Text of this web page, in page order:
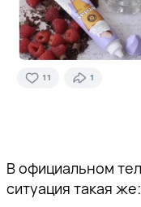
В официальном
ситуация такая же: